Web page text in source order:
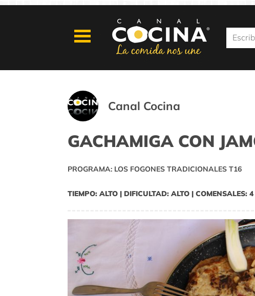
Canal Cocina
GACHAMIGA CON
PROGRAMA: LOS FOGONES TRADICIONALES T16
TIEMPO: ALTO | DIFICULTAD: ALTO | COMENSALES: 4